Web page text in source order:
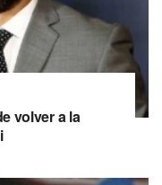
volver a la